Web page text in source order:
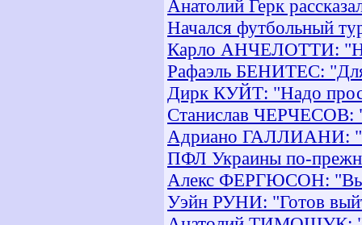
Анатолий Герк
Начался футбольный
Карло АНЧЕЛОТТИ:
Рафаэль БЕНИТЕС: "Для
Дирк КУЙТ: "Надо
Станислав ЧЕРЧЕСОВ:
Адриано ГАЛЛИАНИ:
ПФЛ Украины по-
Алекс ФЕРГЮСОН:
Уэйн РУНИ: "Готов